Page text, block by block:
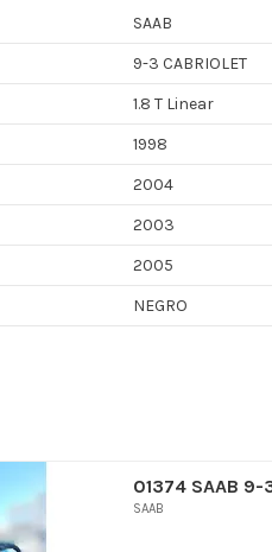
SAAB
9-3 CABRIOLET
1.8 T Linear
1998
2004
2003
2005
NEGRO
01374 SAAB 9-
SAAB